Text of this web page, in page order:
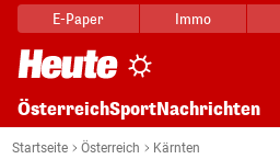
E-Paper Immo
ÖsterreichSportNachrichten
Startseite Österreich Kärnten